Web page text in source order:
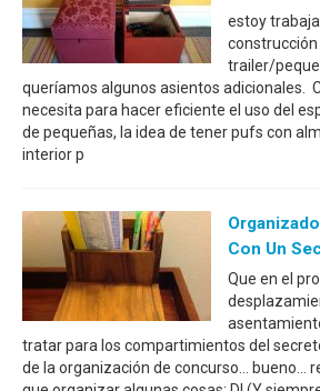
estoy
construcción
trailer/
queríamos algunos asientos adicionales.
necesita para hacer eficiente el uso del
de pequeñas, la idea de tener pufs con
interior p
Con Un
Que en el
tratar para los compartimientos del
de la organización de concurso... bueno...